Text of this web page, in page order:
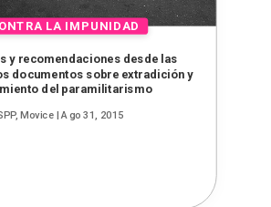
y recomendaciones desde las
documentos sobre extradición y
del paramilitarismo
Movice |Ago 31, 2015